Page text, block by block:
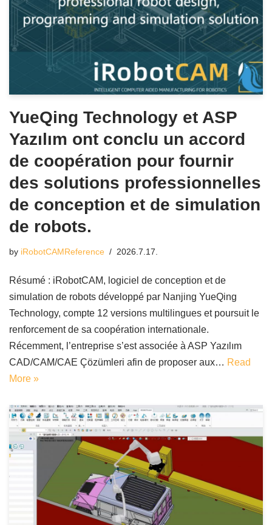
YueQing Technology et ASP
Yazılım ont conclu un accord
de coopération pour fournir
des solutions professionnelles
de conception et de simulation
de robots.
by iRobotCAMReference 2026.7.17.
Résumé : iRobotCAM, logiciel de conception et de
simulation de robots développé par Nanjing YueQing
Technology, compte 12 versions multilingues et poursuit le
renforcement de sa coopération internationale.
Récemment, l’entreprise s’est associée à ASP Yazılım
CAD/CAM/CAE Çözümleri afin de proposer aux… Read
More »